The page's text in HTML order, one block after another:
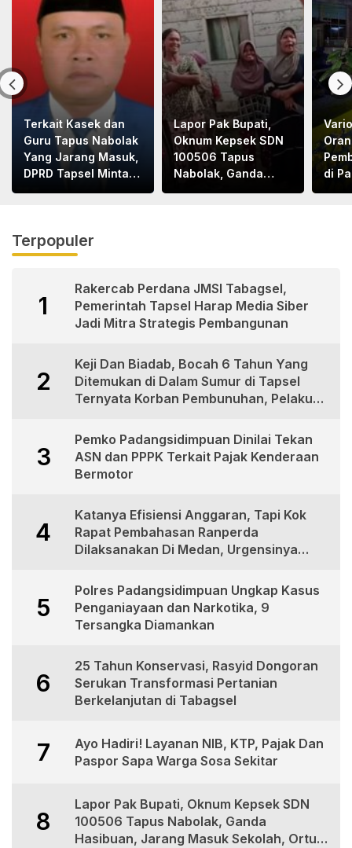
Terkait Kasek dan
Guru Tapus Nabolak
Yang Jarang Masuk,
DPRD Tapsel Minta
Lapor Pak Bupati,
Oknum Kepsek SDN
100506 Tapus
Nabolak, Ganda
di
Terpopuler
1
Rakercab Perdana JMSI Tabagsel,
Pemerintah Tapsel Harap Media Siber
Jadi Mitra Strategis Pembangunan
2
Keji Dan Biadab, Bocah 6 Tahun Yang
Ditemukan di Dalam Sumur di Tapsel
Ternyata Korban Pembunuhan, Pelaku
3
Pemko Padangsidimpuan Dinilai Tekan
ASN dan PPPK Terkait Pajak Kenderaan
Bermotor
4
Katanya Efisiensi Anggaran, Tapi Kok
Rapat Pembahasan Ranperda
Dilaksanakan Di Medan, Urgensinya
5
Polres Padangsidimpuan Ungkap Kasus
Penganiayaan dan Narkotika, 9
Tersangka Diamankan
6
25 Tahun Konservasi, Rasyid Dongoran
Serukan Transformasi Pertanian
Berkelanjutan di Tabagsel
7
Ayo Hadiri! Layanan NIB, KTP, Pajak Dan
Paspor Sapa Warga Sosa Sekitar
8
Lapor Pak Bupati, Oknum Kepsek SDN
100506 Tapus Nabolak, Ganda
Hasibuan, Jarang Masuk Sekolah, Ortu